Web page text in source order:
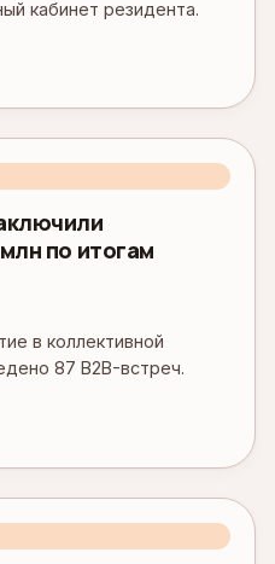
кабинет резидента.
по итогам
в коллективной
87 B2B-встреч.